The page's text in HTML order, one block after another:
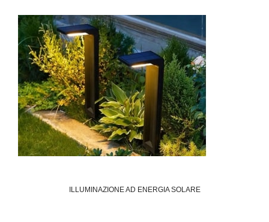
ILLUMINAZIONE AD ENERGIA SOLARE